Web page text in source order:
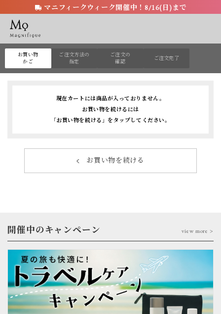
マニフィークウィーク開催中！8/16(日)まで
お買い物
かご
ご注文方法の
指定
ご注文の
確認
ご注文完了
現在カートには商品が入っておりません。
お買い物を続けるには
「お買い物を続ける」をタップしてください。
お買い物を続ける
開催中のキャンペーン view more >